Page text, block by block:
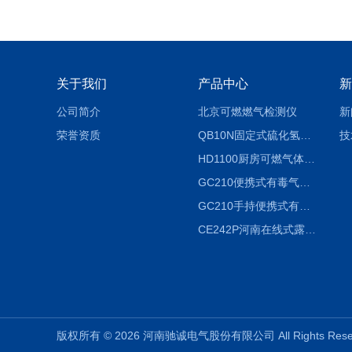
关于我们
公司简介
荣誉资质
产品中心
北京可燃燃气检测仪
QB10N固定式硫化氢气体检测仪H2S气体泄漏探头
HD1100厨房可燃气体泄漏浓度探测器天然气检测仪
GC210便携式有毒气体浓度探测器氨气检测仪养殖场
GC210手持便携式有毒CL2气体探测器氯气检测仪
CE242P河南在线式露点仪
版权所有 © 2026 河南驰诚电气股份有限公司 All Rights